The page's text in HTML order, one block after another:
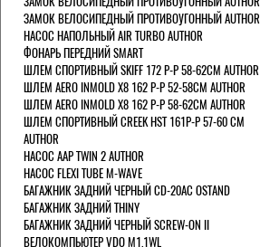
ЗАМОК ВЕЛОСИПЕДНЫЙ ПРОТИВОУГОННЫЙ AUTHOR
НАСОС НАПОЛЬНЫЙ AIR TURBO AUTHOR
ФОНАРЬ ПЕРЕДНИЙ SMART
ШЛЕМ СПОРТИВНЫЙ SKIFF 172 Р-Р 58-62СМ AUTHOR
ШЛЕМ AERO INMOLD X8 162 Р-Р 52-58СМ AUTHOR
ШЛЕМ AERO INMOLD X8 162 Р-Р 58-62СМ AUTHOR
ШЛЕМ СПОРТИВНЫЙ CREEK HST 161Р-Р 57-60 СМ
AUTHOR
НАСОС AAP TWIN 2 AUTHOR
НАСОС FLEXI TUBE M-WAVE
БАГАЖНИК ЗАДНИЙ ЧЕРНЫЙ СD-20AC OSTAND
БАГАЖНИК ЗАДНИЙ THINY
БАГАЖНИК ЗАДНИЙ ЧЕРНЫЙ SCREW-ON II
ВЕЛОКОМПЬЮТЕР VDO M1.1WL